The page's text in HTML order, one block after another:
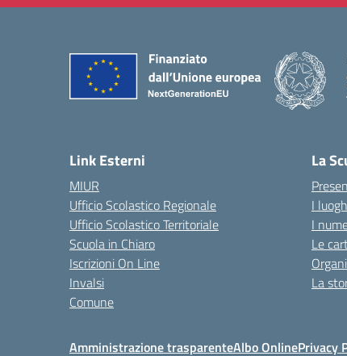
Link Esterni
MIUR
Ufficio Scolastico Regionale
Ufficio Scolastico Territoriale
Scuola in Chiaro
Iscrizioni On Line
Invalsi
Comune
La
I
I
Le
La
Amministrazione trasparenteAlbo OnlinePrivacy